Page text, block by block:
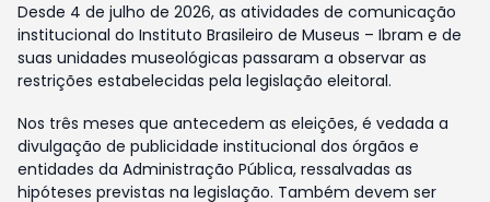
Desde 4 de julho de 2026, as atividades de comunicação
institucional do Instituto Brasileiro de Museus – Ibram e de
suas unidades museológicas passaram a observar as
restrições estabelecidas pela legislação eleitoral.
Nos três meses que antecedem as eleições, é vedada a
divulgação de publicidade institucional dos órgãos e
entidades da Administração Pública, ressalvadas as
hipóteses previstas na legislação. Também devem ser